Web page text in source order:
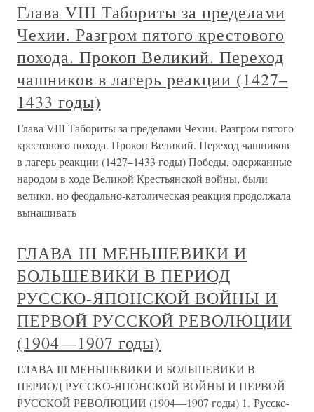
Глава VIII Табориты за пределами
Чехии. Разгром пятого крестового
похода. Прокоп Великий. Переход
чашников в лагерь реакции (1427–
1433 годы)
Глава VIII Табориты за пределами Чехии. Разгром пятого
крестового похода. Прокоп Великий. Переход чашников
в лагерь реакции (1427–1433 годы) Победы, одержанные
народом в ходе Великой Крестьянской войны, были
велики, но феодально-католическая реакция продолжала
вынашивать
ГЛАВА III МЕНЬШЕВИКИ И
БОЛЬШЕВИКИ В ПЕРИОД
РУССКО-ЯПОНСКОЙ ВОЙНЫ И
ПЕРВОЙ РУССКОЙ РЕВОЛЮЦИИ
(1904—1907 годы)
ГЛАВА III МЕНЬШЕВИКИ И БОЛЬШЕВИКИ В
ПЕРИОД РУССКО-ЯПОНСКОЙ ВОЙНЫ И ПЕРВОЙ
РУССКОЙ РЕВОЛЮЦИИ (1904—1907 годы) 1. Русско-